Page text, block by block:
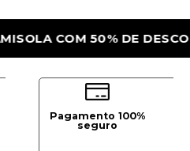
COM 50% DE DESCONTO
Pagamento 100%
seguro